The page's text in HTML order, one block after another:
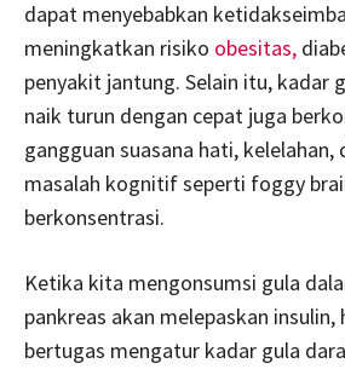
dapat menyebabkan
meningkatkan risiko obesitas,
penyakit jantung. Selain itu, kadar
naik turun dengan cepat juga
gangguan suasana hati, kelelahan,
masalah kognitif seperti foggy
berkonsentrasi.
Ketika kita mengonsumsi gula
pankreas akan melepaskan insulin,
bertugas mengatur kadar gula